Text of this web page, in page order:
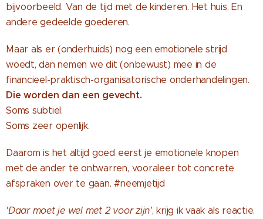
bijvoorbeeld. Van de tijd met de kinderen. Het huis. En
andere gedeelde goederen.
Maar als er (onderhuids) nog een emotionele strijd
woedt, dan nemen we dit (onbewust) mee in de
financieel-praktisch-organisatorische onderhandelingen.
Die worden dan een gevecht.
Soms subtiel.
Soms zeer openlijk.
Daarom is het altijd goed eerst je emotionele knopen
met de ander te ontwarren, vooraleer tot concrete
afspraken over te gaan. #neemjetijd
'Daar moet je wel met 2 voor zijn', krijg ik vaak als reactie.